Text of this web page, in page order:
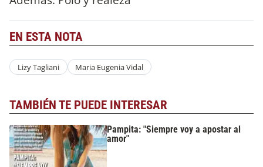
EN ESTA NOTA
Lizy Tagliani Maria Eugenia Vidal
TAMBIÉN TE PUEDE INTERESAR
Pampita: "Siempre voy a apostar al
amor"